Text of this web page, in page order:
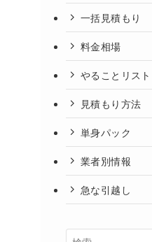
一括見積もり
料金相場
やることリスト
見積もり方法
単身パック
業者別情報
急な引越し